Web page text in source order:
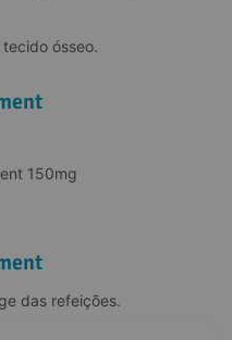
ósseo.
150mg
das refeições.